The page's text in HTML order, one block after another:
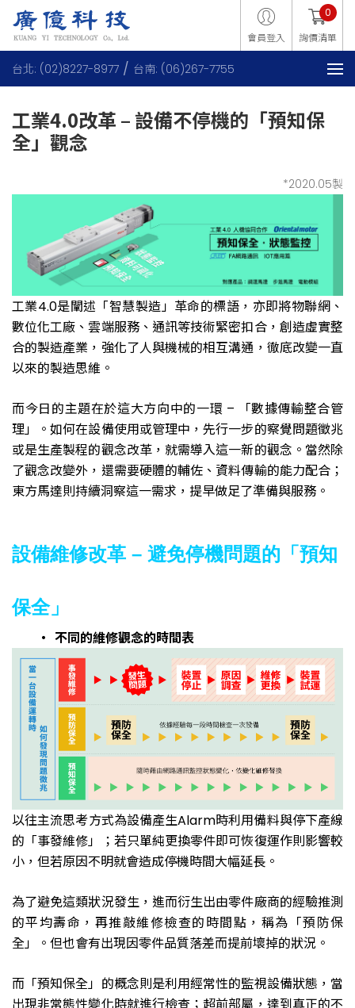
會員登入 詢價清單
0
台北: (02)8227-8977 台南: (06)267-7755
工業4.0改革 – 設備不停機的「預知保
全」觀念
*2020.05製
工業4.0是闡述「智慧製造」革命的標語，亦即將物聯網、
數位化工廠、雲端服務、通訊等技術緊密扣合，創造虛實整
合的製造產業，強化了人與機械的相互溝通，徹底改變一直
以來的製造思維。
而今日的主題在於這大方向中的一環 – 「數據傳輸整合管
理」。如何在設備使用或管理中，先行一步的察覺問題徵兆
或是生產製程的觀念改革，就需導入這一新的觀念。當然除
了觀念改變外，還需要硬體的輔佐、資料傳輸的能力配合；
東方馬達則持續洞察這一需求，提早做足了準備與服務。
設備維修改革 – 避免停機問題的「預知
保全」
‧ 不同的維修觀念的時間表
以往主流思考方式為設備產生Alarm時利用備料與停下產線
的「事發維修」；若只單純更換零件即可恢復運作則影響較
小，但若原因不明就會造成停機時間大幅延長。
為了避免這類狀況發生，進而衍生出由零件廠商的經驗推測
的平均壽命，再推敲維修檢查的時間點，稱為「預防保
全」。但也會有出現因零件品質落差而提前壞掉的狀況。
而「預知保全」的概念則是利用經常性的監視設備狀態，當